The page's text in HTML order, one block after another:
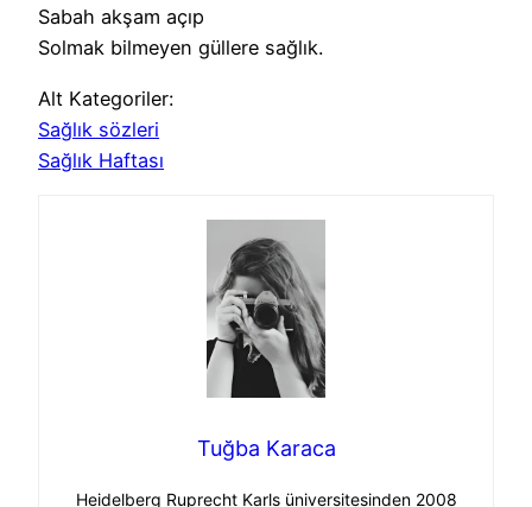
Sabah akşam açıp
Solmak bilmeyen güllere sağlık.
Alt Kategoriler:
Sağlık sözleri
Sağlık Haftası
Tuğba Karaca
Heidelberg Ruprecht Karls üniversitesinden 2008